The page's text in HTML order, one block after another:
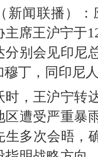
（新闻联播）
主席王沪宁于
分别会见印尼
丁，同印尼
时，王沪宁转
区遭受严重暴
生多次会晤，